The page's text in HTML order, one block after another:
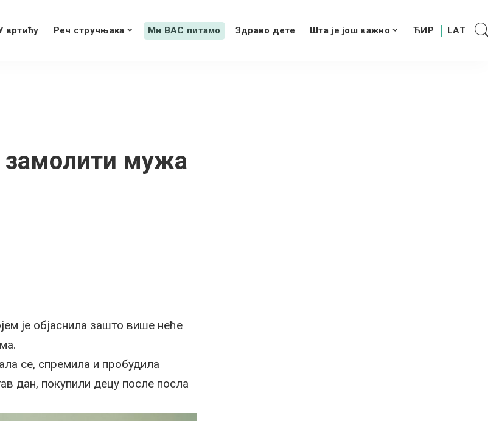
вртићу Реч стручњака Ми ВАС питамо Здраво дете Шта је још важно
замолити мужа
је објаснила зашто више неће
се, спремила и пробудила
дан, покупили децу после посла